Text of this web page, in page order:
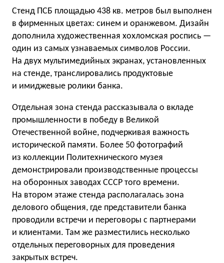
Стенд ПСБ площадью 438 кв. метров был выполнен
в фирменных цветах: синем и оранжевом. Дизайн
дополнила художественная хохломская роспись —
один из самых узнаваемых символов России.
На двух мультимедийных экранах, установленных
на стенде, транслировались продуктовые
и имиджевые ролики банка.
Отдельная зона стенда рассказывала о вкладе
промышленности в победу в Великой
Отечественной войне, подчеркивая важность
исторической памяти. Более 50 фотографий
из коллекции Политехнического музея
демонстрировали производственные процессы
на оборонных заводах СССР того времени.
На втором этаже стенда располагалась зона
делового общения, где представители банка
проводили встречи и переговоры с партнерами
и клиентами. Там же разместились несколько
отдельных переговорных для проведения
закрытых встреч.